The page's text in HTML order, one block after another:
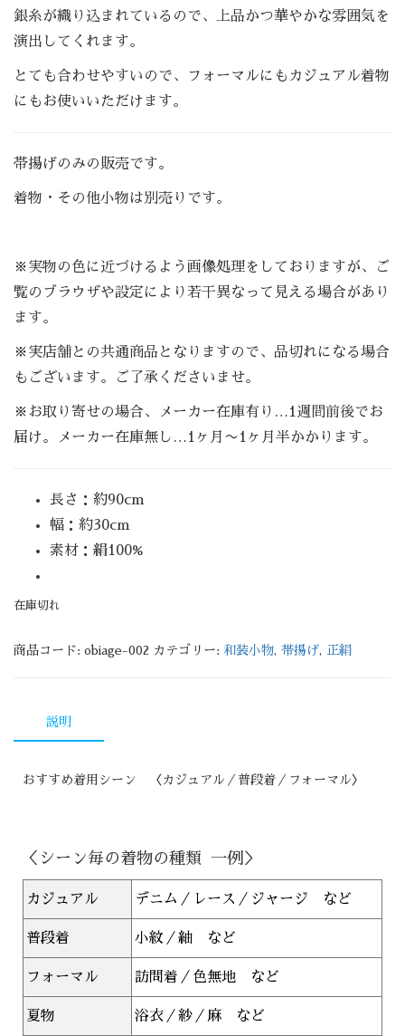
銀糸が織り込まれているので、上品かつ華やかな雰囲気を
演出してくれます。
とても合わせやすいので、フォーマルにもカジュアル着物
にもお使いいただけます。
帯揚げのみの販売です。
着物・その他小物は別売りです。
※実物の色に近づけるよう画像処理をしておりますが、ご
覧のブラウザや設定により若干異なって見える場合があり
ます。
※実店舗との共通商品となりますので、品切れになる場合
もございます。ご了承くださいませ。
※お取り寄せの場合、メーカー在庫有り…1週間前後でお
届け。メーカー在庫無し…1ヶ月〜1ヶ月半かかります。
長さ：約90cm
幅：約30cm
素材：絹100%
在庫切れ
商品コード: obiage-002 カテゴリー: 和装小物 帯揚げ 正絹
説明
おすすめ着用シーン 〈カジュアル／普段着／フォーマル〉
＜シーン毎の着物の種類 一例＞
カジュアル デニム／レース／ジャージ など
普段着 小紋／紬 など
フォーマル 訪問着／色無地 など
夏物 浴衣／紗／麻 など